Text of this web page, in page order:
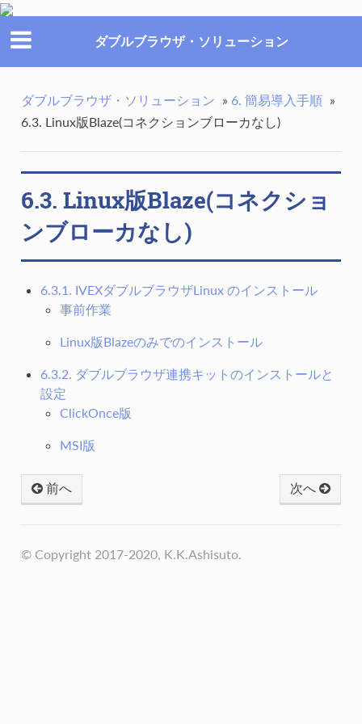
ダブルブラウザ・ソリューション
ダブルブラウザ・ソリューション » 6. 簡易導入手順 »
6.3. Linux版Blaze(コネクションブローカなし)
6.3. Linux版Blaze(コネクショ
ンブローカなし)
6.3.1. IVEXダブルブラウザLinux のインストール
事前作業
Linux版Blazeのみでのインストール
6.3.2. ダブルブラウザ連携キットのインストールと
設定
ClickOnce版
MSI版
次へ
前へ
© Copyright 2017-2020, K.K.Ashisuto.